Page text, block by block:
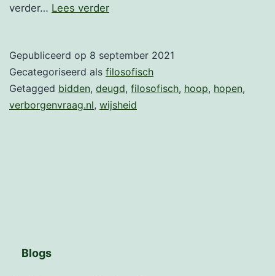
verder… Lees verderOver
een
nieuw
begin
Gepubliceerd op 8 september 2021
Gecategoriseerd als filosofisch
Getagged bidden, deugd, filosofisch, hoop, hopen,
verborgenvraag.nl, wijsheid
Blogs